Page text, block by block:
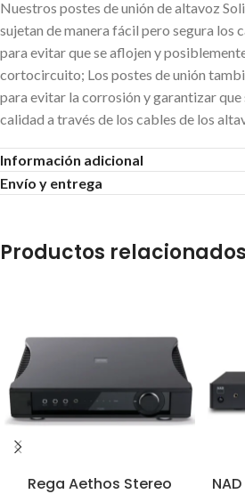
Nuestros postes de unión de altavoz
sujetan de manera fácil pero segura los
para evitar que se aflojen y
cortocircuito; Los postes de unión
para evitar la corrosión y garantizar que
calidad a través de los cables de los
Información adicional
Envío y entrega
Productos relacionados
Rega Aethos Stereo